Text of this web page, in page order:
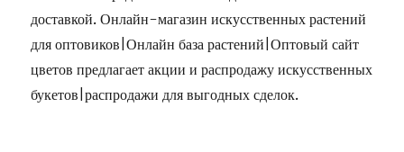
доставкой. Онлайн-магазин искусственных растений
для оптовиков|Онлайн база растений|Оптовый сайт
цветов предлагает акции и распродажу искусственных
букетов|распродажи для выгодных сделок.